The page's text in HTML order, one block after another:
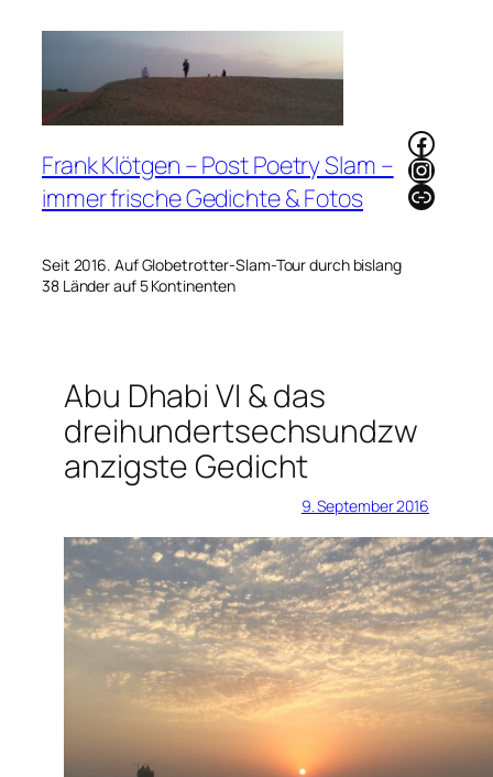
Frank Klötgen – Post Poetry Slam –
immer frische Gedichte & Fotos
Seit 2016. Auf Globetrotter-Slam-Tour durch bislang
38 Länder auf 5 Kontinenten
Link
Abu Dhabi VI & das
dreihundertsechsundzw
anzigste Gedicht
9. September 2016